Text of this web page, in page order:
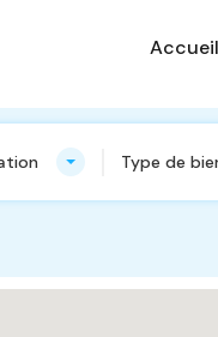
Accueil
Type de